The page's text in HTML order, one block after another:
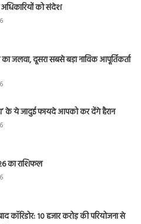
को संदेश
का जलवा, दूसरा सबसे बड़ा नाविक आपूर्तिकर्ता
के ये जादुई फायदे आपको कर देंगे हैरान
का राशिफल
कॉरिडोर: 10 हजार करोड़ की परियोजना से